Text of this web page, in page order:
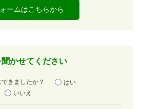
ームはこちらから
かせてください
できましたか？
はい
いいえ